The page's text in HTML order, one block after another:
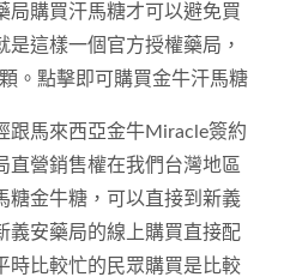
局購買汗馬糖才可以避免買
這樣一個官方授權藥局，
。點擊即可購買金牛汗馬糖
跟馬來西亞金牛Miracle簽約
直營銷售權在我們台灣地區
糖金牛糖，可以直接到新義
義安藥局的線上購買直接配
時比較忙的民眾購買是比較